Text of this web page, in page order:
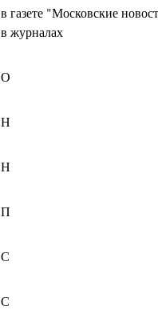
в газете "Московские
в журналах
О
Н
Н
П
С
С